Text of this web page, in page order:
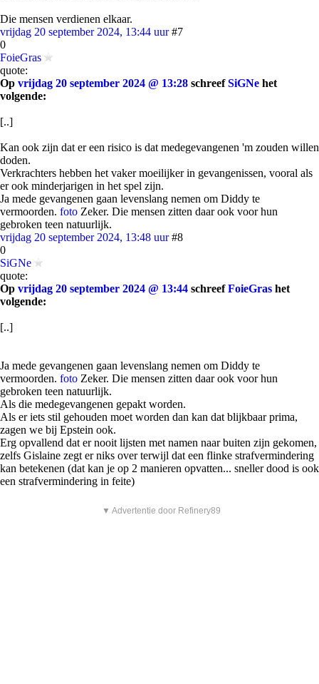
Die mensen verdienen elkaar.
vrijdag 20 september 2024, 13:44 uur #7
0
FoieGras
quote:
Op vrijdag 20 september 2024 @ 13:28 schreefSiGNe het
volgende:
[..]
Kan ook zijn dat er een risico is dat medegevangenen 'm zouden willen
doden.
Verkrachters hebben het vaker moeilijker in gevangenissen, vooral als
er ook minderjarigen in het spel zijn.
Ja mede gevangenen gaan levenslang nemen om Diddy te
vermoorden. foto Zeker. Die mensen zitten daar ook voor hun
gebroken teen natuurlijk.
vrijdag 20 september 2024, 13:48 uur #8
0
SiGNe
quote:
Op vrijdag 20 september 2024 @ 13:44 schreefFoieGras het
volgende:
[..]
Ja mede gevangenen gaan levenslang nemen om Diddy te
vermoorden. foto Zeker. Die mensen zitten daar ook voor hun
gebroken teen natuurlijk.
Als die medegevangenen gepakt worden.
Als er iets stil gehouden moet worden dan kan dat blijkbaar prima,
zagen we bij Epstein ook.
Erg opvallend dat er nooit lijsten met namen naar buiten zijn gekomen,
zelfs Gislaine zegt er niks over terwijl dat een flinke strafvermindering
kan betekenen (dat kan je op 2 manieren opvatten... sneller dood is ook
een strafvermindering in feite)
▼ Advertentie door Refinery89